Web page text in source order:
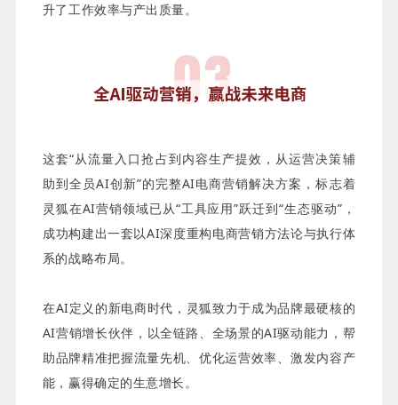
升了工作效率与产出质量。
这套“从流量入口抢占到内容生产提效，从运营决策辅
助到全员AI创新”的完整AI电商营销解决方案，标志着
灵狐在AI营销领域已从“工具应用”跃迁到“生态驱动”，
成功构建出一套以AI深度重构电商营销方法论与执行体
系的战略布局。
在AI定义的新电商时代，灵狐致力于成为品牌最硬核的
AI营销增长伙伴，以全链路、全场景的AI驱动能力，帮
助品牌精准把握流量先机、优化运营效率、激发内容产
能，赢得确定的生意增长。